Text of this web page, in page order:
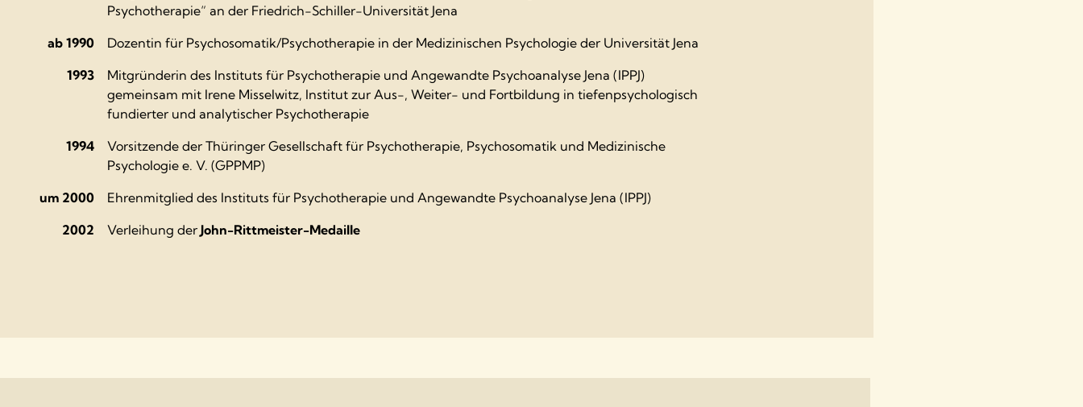
Psychotherapie“ an der Friedrich-Schiller-Universität Jena
ab 1990
Dozentin für Psychosomatik/Psychotherapie in der Medizinischen Psychologie der Universität Jena
1993
Mitgründerin des Instituts für Psychotherapie und Angewandte Psychoanalyse Jena (IPPJ)
gemeinsam mit Irene Misselwitz, Institut zur Aus-, Weiter- und Fortbildung in tiefenpsychologisch
fundierter und analytischer Psychotherapie
1994
Vorsitzende der Thüringer Gesellschaft für Psychotherapie, Psychosomatik und Medizinische
Psychologie e. V. (GPPMP)
um 2000
Ehrenmitglied des Instituts für Psychotherapie und Angewandte Psychoanalyse Jena (IPPJ)
2002
Verleihung der John-Rittmeister-Medaille